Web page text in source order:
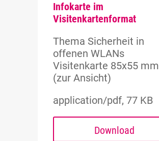
Infokarte im
Visitenkartenformat
Thema Sicherheit in
offenen WLANs
Visitenkarte 85x55 mm
(zur Ansicht)
application/pdf, 77 KB
Download